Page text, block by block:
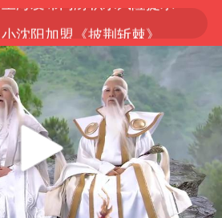
小沈阳加盟《披荆斩棘》
白海豚雨量超越利奇马、巴威
人形机器人第一股
多地银行上调存款利率
上海地铁4条线路全线停运
白海豚路径图